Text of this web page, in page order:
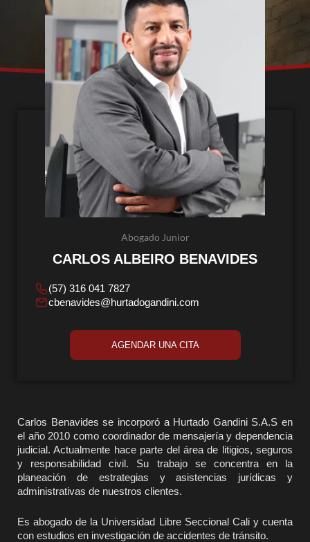
Abogado Junior
CARLOS ALBEIRO BENAVIDES
(57) 316 041 7827
cbenavides@hurtadogandini.com
AGENDAR UNA CITA
Carlos Benavides se incorporó a Hurtado Gandini S.A.S en
el año 2010 como coordinador de mensajería y dependencia
judicial. Actualmente hace parte del área de litigios, seguros
y responsabilidad civil. Su trabajo se concentra en la
planeación de estrategias y asistencias jurídicas y
administrativas de nuestros clientes.
Es abogado de la Universidad Libre Seccional Cali y cuenta
con estudios en investigación de accidentes de tránsito.